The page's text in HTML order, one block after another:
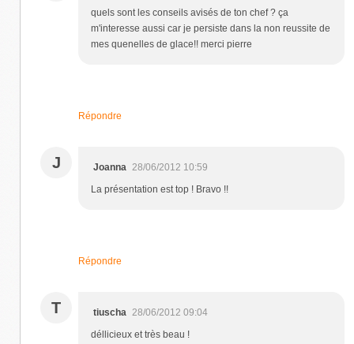
quels sont les conseils avisés de ton chef ? ça
m'interesse aussi car je persiste dans la non reussite de
mes quenelles de glace!! merci pierre
Répondre
J Joanna 28/06/2012 10:59
La présentation est top ! Bravo !!
Répondre
T tiuscha 28/06/2012 09:04
déllicieux et très beau !